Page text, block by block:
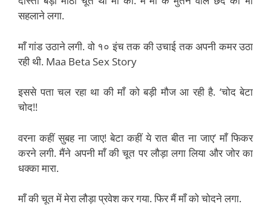
सहलाने लगा.
माँ गांड उठाने लगी. वो १० इंच तक की उचाई तक अपनी कमर उठा
रही थी. Maa Beta Sex Story
इससे पता चल रहा था की माँ को बड़ी मौज आ रही है. ‘चोद बेटा
चोद!!
वरना कहीं सुबह ना जाए! बेटा कहीं ये रात बीत ना जाए’ माँ फिकर
करने लगी. मैंने अपनी माँ की चूत पर लौड़ा लगा लिया और जोर का
धक्का मारा.
माँ की चूत में मेरा लौड़ा प्रवेश कर गया. फिर मैं माँ को चोदने लगा.